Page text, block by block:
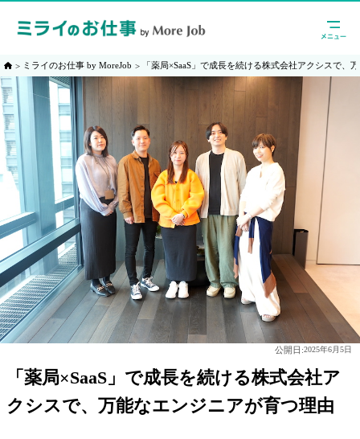
ミライのお仕事 by MoreJob 「薬局×SaaS」で成長を続ける株式会社アクシスで、
公開日:2025年6月5日
「薬局×SaaS」で成長を続ける株式会社ア
クシスで、万能なエンジニアが育つ理由